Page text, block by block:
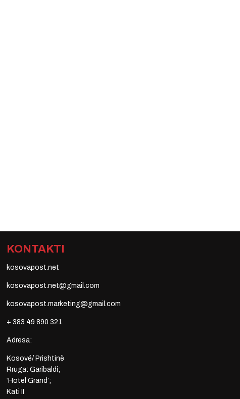
KONTAKTI
kosovapost.net
kosovapost.net@gmail.com
kosovapost.marketing@gmail.com
+ 383 49 890 321
Adresa:
Kosovë/ Prishtinë
Rruga: Garibaldi;
‘Hotel Grand’;
Kati II